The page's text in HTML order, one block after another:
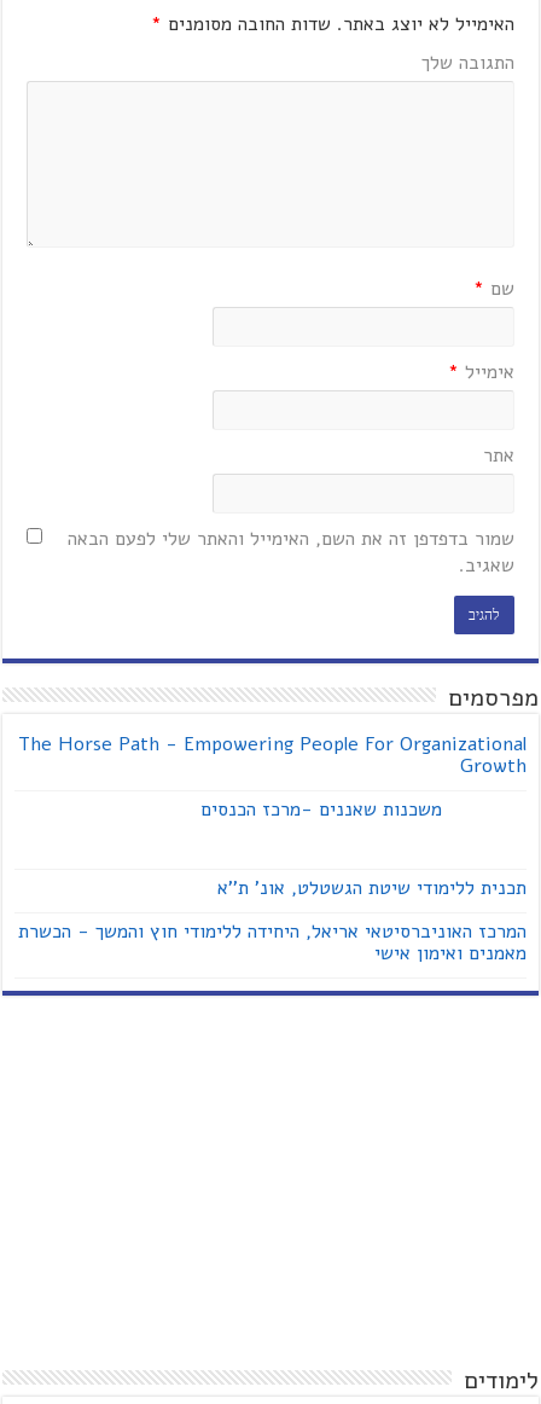
האימייל לא יוצג באתר. שדות החובה מסומנים *
התגובה שלך
שם *
אימייל *
אתר
שמור בדפדפן זה את השם, האימייל והאתר שלי לפעם הבאה
שאגיב.
מפרסמים
The Horse Path - Empowering People For Organizational
Growth
משכנות שאננים -מרכז הכנסים
תכנית ללימודי שיטת הגשטלט, אונ' ת''א
המרכז האוניברסיטאי אריאל, היחידה ללימודי חוץ והמשך - הכשרת
מאמנים ואימון אישי
לימודים